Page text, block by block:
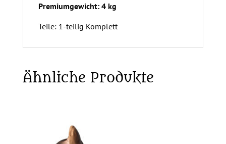
Premiumgewicht: 4 kg
Teile: 1-teilig Komplett
Ähnliche Produkte